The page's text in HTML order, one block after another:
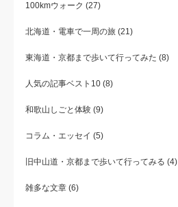
100kmウォーク (27)
北海道・電車で一周の旅 (21)
東海道・京都まで歩いて行ってみた (8)
人気の記事ベスト10 (8)
和歌山しごと体験 (9)
コラム・エッセイ (5)
旧中山道・京都まで歩いて行ってみる (4)
雑多な文章 (6)